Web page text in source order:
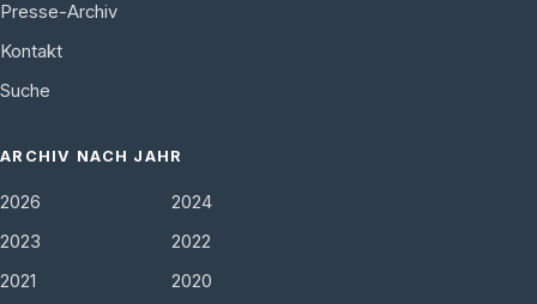
Presse-Archiv
Kontakt
Suche
ARCHIV NACH JAHR
2026
2024
2023
2022
2021
2020